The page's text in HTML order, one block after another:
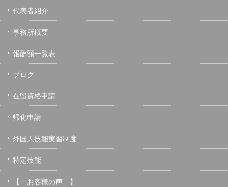
代表者紹介
事務所概要
報酬額一覧表
ブログ
在留資格申請
帰化申請
外国人技能実習制度
特定技能
【 お客様の声 】